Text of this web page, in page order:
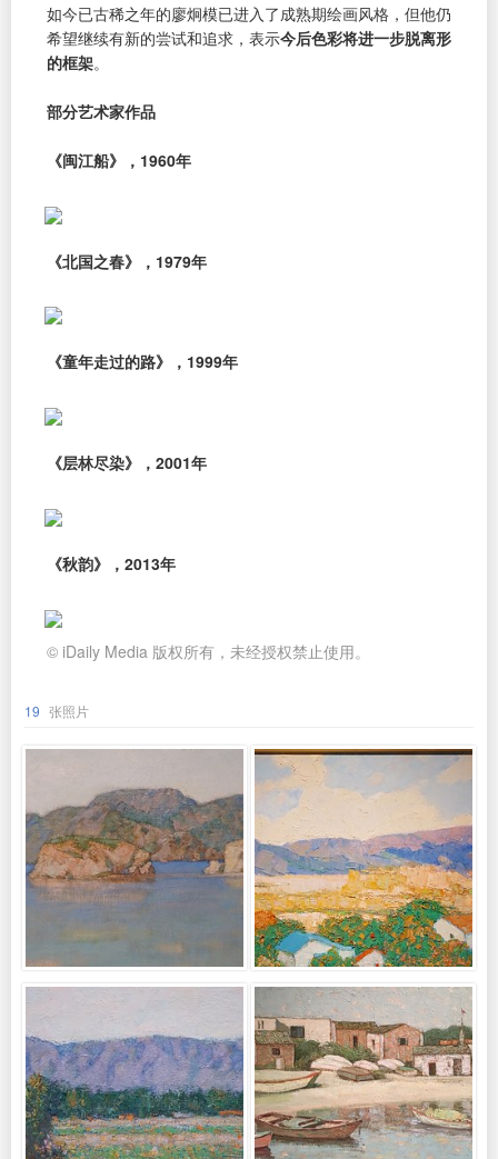
如今已古稀之年的廖炯模已进入了成熟期绘画风格，但他仍
希望继续有新的尝试和追求，表示今后色彩将进一步脱离形
的框架。
部分艺术家作品
《闽江船》，1960年
《北国之春》，1979年
《童年走过的路》，1999年
《层林尽染》，2001年
《秋韵》，2013年
© iDaily Media 版权所有，未经授权禁止使用。
19 张照片